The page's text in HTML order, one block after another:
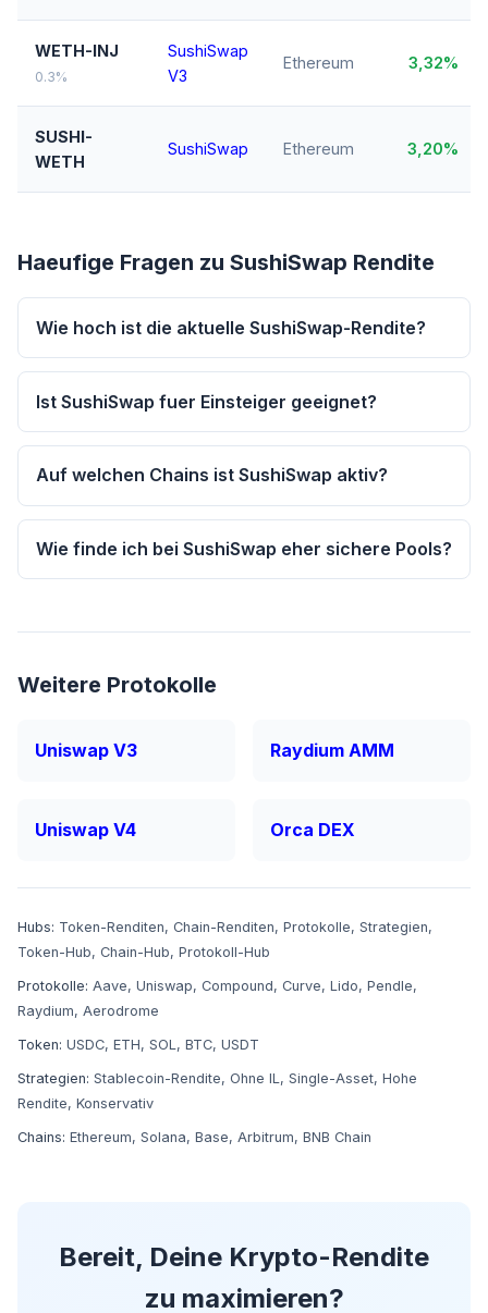
WETH-INJ
0.3%
SushiSwap
V3
Ethereum 3,32%
SUSHI-
WETH
SushiSwap Ethereum 3,20%
Haeufige Fragen zu SushiSwap Rendite
Wie hoch ist die aktuelle SushiSwap-Rendite?
Ist SushiSwap fuer Einsteiger geeignet?
Auf welchen Chains ist SushiSwap aktiv?
Wie finde ich bei SushiSwap eher sichere Pools?
Weitere Protokolle
Uniswap V3 Raydium AMM
Uniswap V4 Orca DEX
Hubs: Token-Renditen, Chain-Renditen, Protokolle, Strategien,
Token-Hub, Chain-Hub, Protokoll-Hub
Protokolle: Aave, Uniswap, Compound, Curve, Lido, Pendle,
Raydium, Aerodrome
Token: USDC, ETH, SOL, BTC, USDT
Strategien: Stablecoin-Rendite, Ohne IL, Single-Asset, Hohe
Rendite, Konservativ
Chains: Ethereum, Solana, Base, Arbitrum, BNB Chain
Bereit, Deine Krypto-Rendite
zu maximieren?